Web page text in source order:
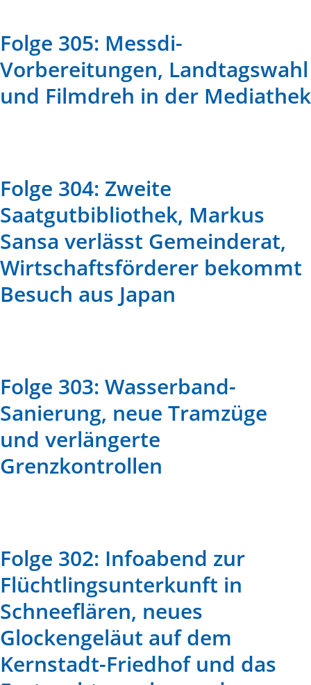
Folge 305: Messdi-
Vorbereitungen, Landtagswahl
und Filmdreh in der Mediathek
Folge 304: Zweite
Saatgutbibliothek, Markus
Sansa verlässt Gemeinderat,
Wirtschaftsförderer bekommt
Besuch aus Japan
Folge 303: Wasserband-
Sanierung, neue Tramzüge
und verlängerte
Grenzkontrollen
Folge 302: Infoabend zur
Flüchtlingsunterkunft in
Schneeflären, neues
Glockengeläut auf dem
Kernstadt-Friedhof und das